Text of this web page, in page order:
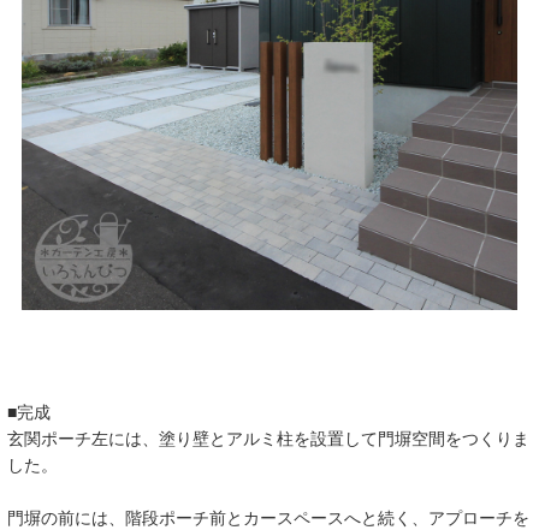
■完成
玄関ポーチ左には、塗り壁とアルミ柱を設置して門塀空間をつくりま
した。
門塀の前には、階段ポーチ前とカースペースへと続く、アプローチを